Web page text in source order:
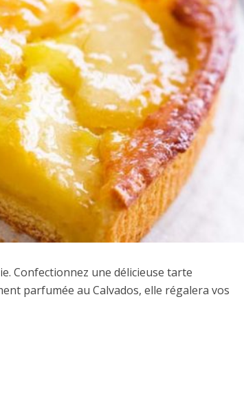
Confectionnez une délicieuse tarte
parfumée au Calvados, elle régalera vos